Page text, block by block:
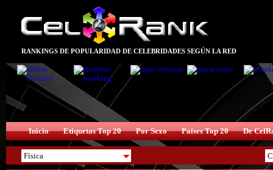
RANKINGS DE POPULARIDAD DE CELEBRIDADES SEGÚN LA RED
Inicio Etiquetas Top 20 Por Sexo Países Top 20 De